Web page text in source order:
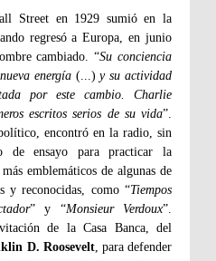
Street en 1929 sumió en la
regresó a Europa, en junio
cambiado. “Su conciencia
energía (...)y su actividad
por este cambio. Charlie
escritos serios de su vida”.
encontró en la radio, sin
de ensayo para practicar la
emblemáticos de algunas de
y reconocidas, como “Tiempos
” y “Monsieur Verdoux”.
de la Casa Banca, del
D. Roosevelt, para defender